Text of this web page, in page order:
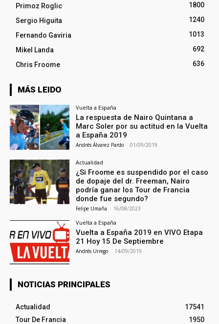
Primoz Roglic
1800
Sergio Higuita
1240
Fernando Gaviria
1013
Mikel Landa
692
Chris Froome
636
MÁS LEIDO
Vuelta a España
La respuesta de Nairo Quintana a
Marc Soler por su actitud en la Vuelta
a España 2019
Andrés Álvarez Pardo - 01/09/2019
Actualidad
¿Si Froome es suspendido por el caso
de dopaje del dr. Freeman, Nairo
podría ganar los Tour de Francia
donde fue segundo?
Felipe Umaña - 16/08/2023
Vuelta a España
Vuelta a España 2019 en VIVO Etapa
21 Hoy 15 De Septiembre
Andrés Urrego - 14/09/2019
NOTICIAS PRINCIPALES
Actualidad
17541
Tour De Francia
1950